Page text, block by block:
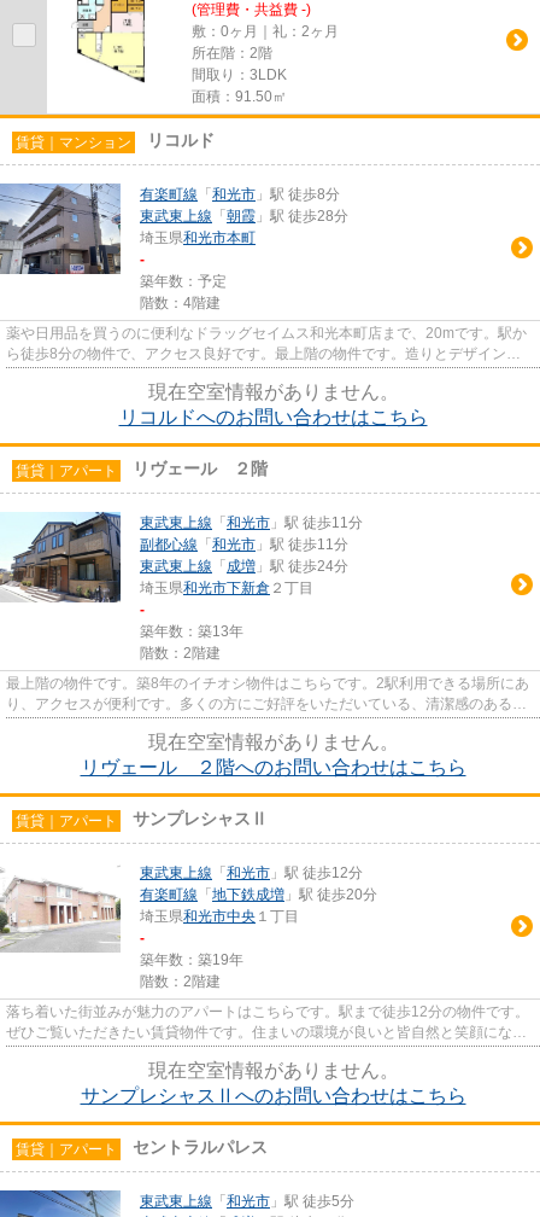
(管理費・共益費 -)
敷：0ヶ月｜礼：2ヶ月
所在階：2階
間取り：3LDK
面積：91.50㎡
賃貸｜マンション リコルド
有楽町線 「 和光市 」駅 徒歩8分
東武東上線 「 朝霞 」駅 徒歩28分
埼玉県和光市本町
-
築年数：予定
階数：4階建
薬や日用品を買うのに便利なドラッグセイムス和光本町店まで、20mです。駅か
ら徒歩8分の物件で、アクセス良好です。最上階の物件です。造りとデザインに
現在空室情報がありません。
リコルドへのお問い合わせはこちら
賃貸｜アパート リヴェール ２階
東武東上線 「 和光市 」駅 徒歩11分
副都心線 「 和光市 」駅 徒歩11分
東武東上線 「 成増 」駅 徒歩24分
埼玉県和光市下新倉 ２丁目
-
築年数：築13年
階数：2階建
最上階の物件です。築8年のイチオシ物件はこちらです。2駅利用できる場所にあ
り、アクセスが便利です。多くの方にご好評をいただいている、清潔感のある賃
現在空室情報がありません。
リヴェール ２階へのお問い合わせはこちら
賃貸｜アパート サンプレシャスⅡ
東武東上線 「 和光市 」駅 徒歩12分
有楽町線 「 地下鉄成増 」駅 徒歩20分
埼玉県和光市中央 １丁目
-
築年数：築19年
階数：2階建
落ち着いた街並みが魅力のアパートはこちらです。駅まで徒歩12分の物件です。
ぜひご覧いただきたい賃貸物件です。住まいの環境が良いと皆自然と笑顔になれ
現在空室情報がありません。
サンプレシャスⅡへのお問い合わせはこちら
賃貸｜アパート セントラルパレス
東武東上線 「 和光市 」駅 徒歩5分